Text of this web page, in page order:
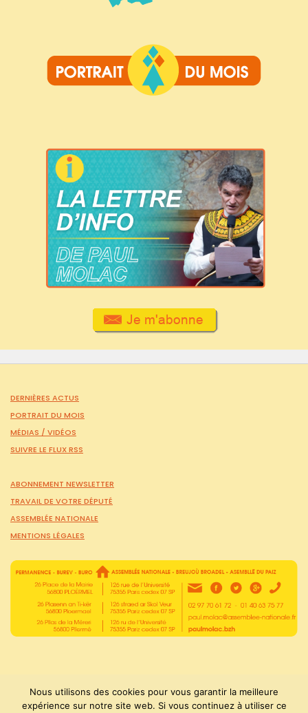
DERNIÈRES ACTUS
PORTRAIT DU MOIS
MÉDIAS / VIDÉOS
SUIVRE LE FLUX RSS
ABONNEMENT NEWSLETTER
TRAVAIL DE VOTRE DÉPUTÉ
ASSEMBLÉE NATIONALE
MENTIONS LÉGALES
Nous utilisons des cookies pour vous garantir la meilleure
expérience sur notre site web. Si vous continuez à utiliser ce